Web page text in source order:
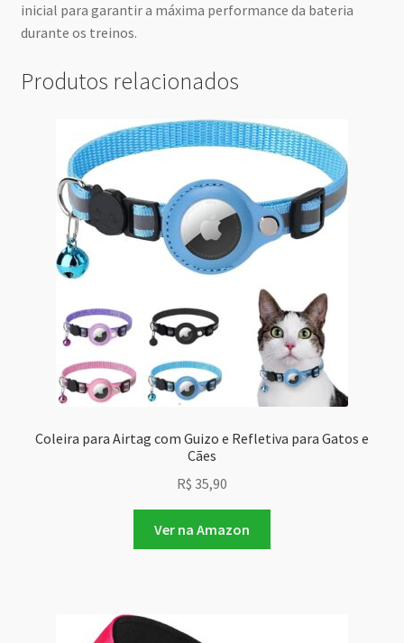
inicial para garantir a máxima performance da bateria
durante os treinos.
Produtos relacionados
Coleira para Airtag com Guizo e Refletiva para Gatos e
Cães
R$ 35,90
Ver na Amazon